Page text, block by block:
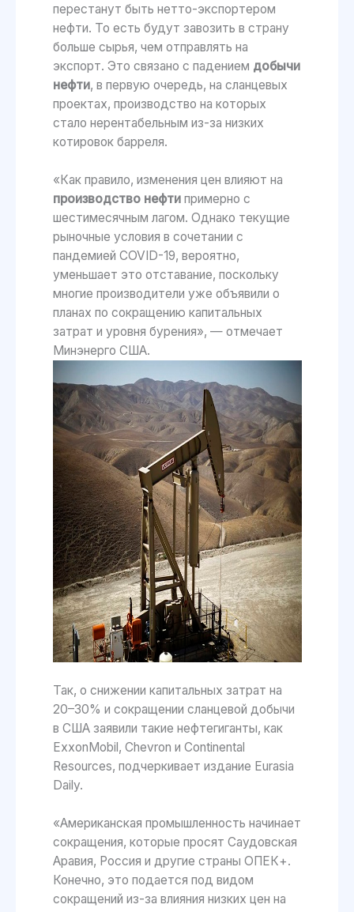
перестанут быть нетто-экспортером
нефти. То есть будут завозить в страну
больше сырья, чем отправлять на
экспорт. Это связано с падением добычи
нефти, в первую очередь, на сланцевых
проектах, производство на которых
стало нерентабельным из-за низких
котировок барреля.
«Как правило, изменения цен влияют на
производство нефтипримерно с
шестимесячным лагом. Однако текущие
рыночные условия в сочетании с
пандемией COVID-19, вероятно,
уменьшает это отставание, поскольку
многие производители уже объявили о
планах по сокращению капитальных
затрат и уровня бурения», — отмечает
Минэнерго США.
Так, о снижении капитальных затрат на
20–30% и сокращении сланцевой добычи
в США заявили такие нефтегиганты, как
ExxonMobil, Chevron и Continental
Resources, подчеркивает издание Eurasia
Daily.
«Американская промышленность начинает
сокращения, которые просят Саудовская
Аравия, Россия и другие страны ОПЕК+.
Конечно, это подается под видом
сокращений из-за влияния низких цен на